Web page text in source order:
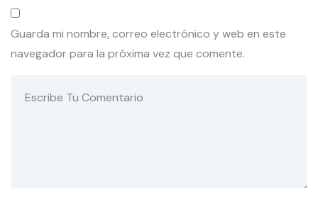
Guarda mi nombre, correo electrónico y web en este
navegador para la próxima vez que comente.